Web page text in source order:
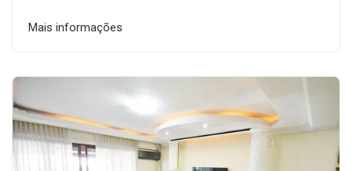
Mais informações